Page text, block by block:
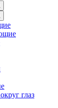
глаз